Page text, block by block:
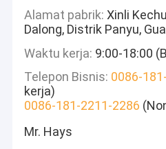
Alamat pabrik: Xinli
Dalong, Distrik Panyu,
Waktu kerja: 9:00-18:00
Telepon Bisnis: 0086-
kerja)
0086-181-2211-2286
Mr. Hays